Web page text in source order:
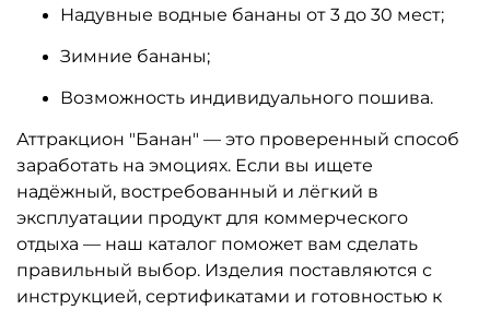
Надувные водные бананы от 3 до 30 мест;
Зимние бананы;
Возможность индивидуального пошива.
Аттракцион "Банан" — это проверенный способ
заработать на эмоциях. Если вы ищете
надёжный, востребованный и лёгкий в
эксплуатации продукт для коммерческого
отдыха — наш каталог поможет вам сделать
правильный выбор. Изделия поставляются с
инструкцией, сертификатами и готовностью к